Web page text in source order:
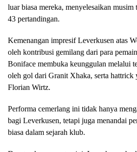
luar biasa mereka, menyelesaikan musim
43 pertandingan.
Kemenangan impresif Leverkusen atas
oleh kontribusi gemilang dari para
Boniface membuka keunggulan melalui
oleh gol dari Granit Xhaka, serta hattrick
Florian Wirtz.
Performa cemerlang ini tidak hanya
bagi Leverkusen, tetapi juga menandai
biasa dalam sejarah klub.